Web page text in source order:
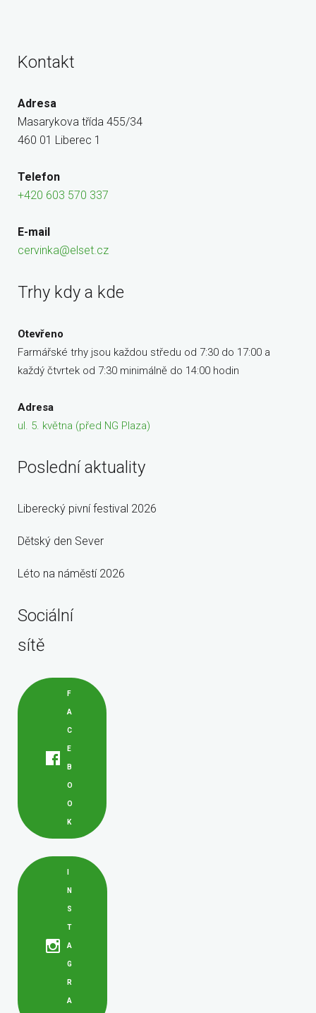
Kontakt
Adresa
Masarykova třída 455/34
460 01 Liberec 1
Telefon
+420 603 570 337
E-mail
cervinka@elset.cz
Trhy kdy a kde
Otevřeno
Farmářské trhy jsou každou středu od 7:30 do 17:00 a
každý čtvrtek od 7:30 minimálně do 14:00 hodin
Adresa
ul. 5. května (před NG Plaza)
Poslední aktuality
Liberecký pivní festival 2026
Dětský den Sever
Léto na náměstí 2026
Sociální
sítě
F
A
C
E
B
O
O
K
N
S
T
A
G
R
A